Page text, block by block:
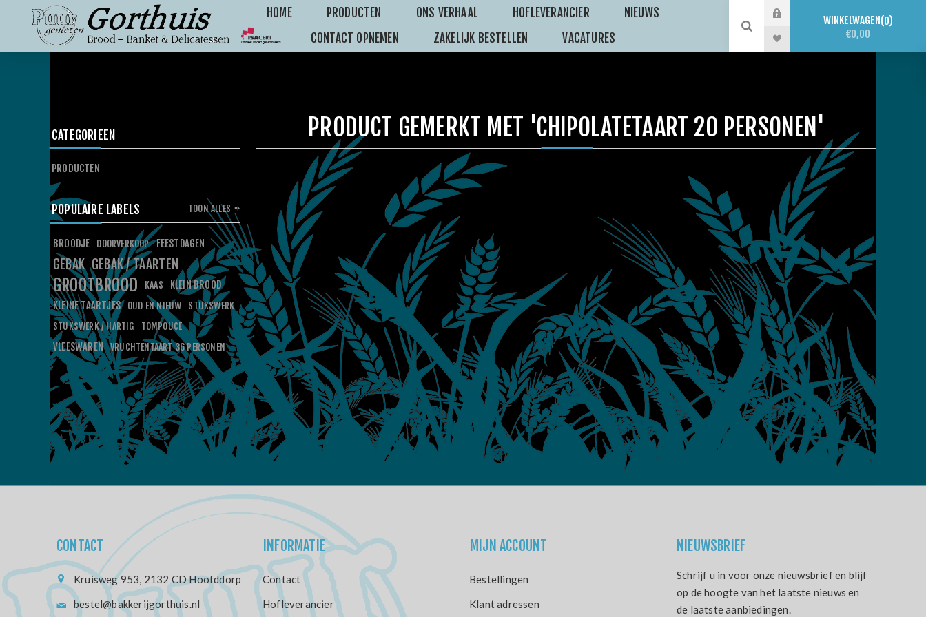
HOME PRODUCTEN ONS VERHAAL HOFLEVERANCIER
NIEUWS
CONTACT OPNEMEN
ZAKELIJK BESTELLEN VACATURES
WINKELWAGEN 0
€0,00
PRODUCT GEMERKT MET 'CHIPOLATETAART 20 PERSONEN'
CATEGORIEEN
PRODUCTEN
POPULAIRE LABELS
BROODJE DOORVERKOOP FEESTDAGEN
GEBAK GEBAK / TAARTEN
GROOTBROOD KAAS
KLEIN BROOD
KLEINE TAARTJES
OUD EN NIEUW
STUKSWERK
STUKSWERK / HARTIG
TOMPOUCE
VLEESWAREN VRUCHTENTAART 36 PERSONEN
TOON ALLES
CONTACT
Kruisweg 953, 2132 CD Hoofddorp
bestel@bakkerijgorthuis.nl
INFORMATIE
Contact
Hofleverancier
MIJN ACCOUNT
Bestellingen
Klant adressen
NIEUWSBRIEF
Schrijf u in voor onze nieuwsbrief en blijf
op de hoogte van het laatste nieuws en
de laatste aanbiedingen.